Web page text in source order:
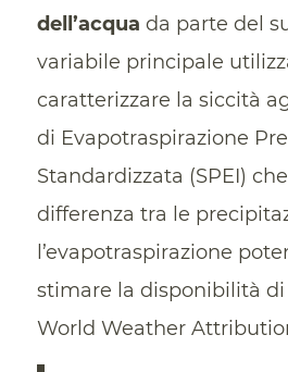
dell’acqua da parte del
variabile principale
caratterizzare la siccità
di Evapotraspirazione
Standardizzata (SPEI)
differenza tra le
l’evapotraspirazione
stimare la disponibilità di
World Weather